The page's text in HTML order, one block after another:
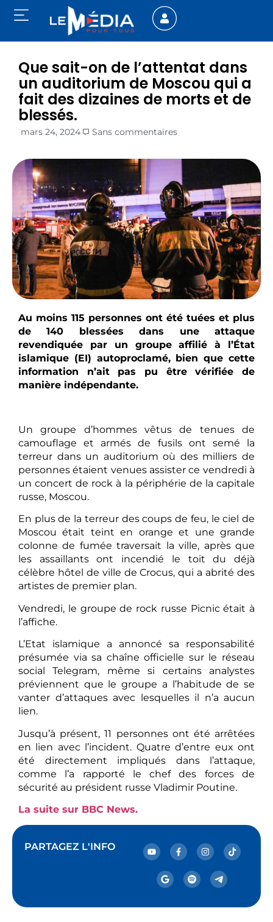
Que sait-on de l’attentat dans
un auditorium de Moscou qui a
fait des dizaines de morts et de
blessés.
mars 24, 2024 Sans commentaires
Au moins 115 personnes ont été tuées et plus
de 140 blessées dans une attaque
revendiquée par un groupe affilié à l’État
islamique (EI) autoproclamé, bien que cette
information n’ait pas pu être vérifiée de
manière indépendante.
Un groupe d’hommes vêtus de tenues de
camouflage et armés de fusils ont semé la
terreur dans un auditorium où des milliers de
personnes étaient venues assister ce vendredi à
un concert de rock à la périphérie de la capitale
russe, Moscou.
En plus de la terreur des coups de feu, le ciel de
Moscou était teint en orange et une grande
colonne de fumée traversait la ville, après que
les assaillants ont incendié le toit du déjà
célèbre hôtel de ville de Crocus, qui a abrité des
artistes de premier plan.
Vendredi, le groupe de rock russe Picnic était à
l’affiche.
L’Etat islamique a annoncé sa responsabilité
présumée via sa chaîne officielle sur le réseau
social Telegram, même si certains analystes
préviennent que le groupe a l’habitude de se
vanter d’attaques avec lesquelles il n’a aucun
lien.
Jusqu’à présent, 11 personnes ont été arrêtées
en lien avec l’incident. Quatre d’entre eux ont
été directement impliqués dans l’attaque,
comme l’a rapporté le chef des forces de
sécurité au président russe Vladimir Poutine.
La suite sur BBC News.
PARTAGEZ L'INFO